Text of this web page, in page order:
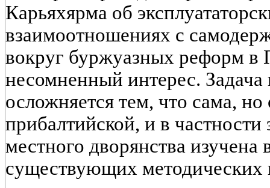
Карьяхярма об
взаимоотношениях с
вокруг буржуазных реформ в
несомненный интерес. Задача
осложняется тем, что сама, но
прибалтийской, и в
местного дворянства изучена
существующих методических